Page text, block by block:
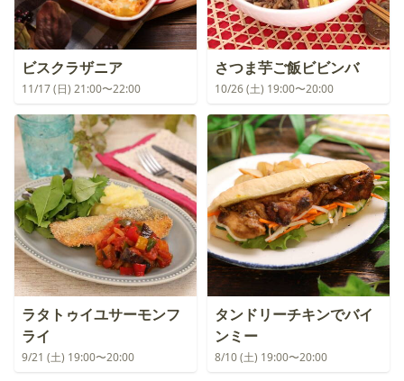
ビスクラザニア
11/17 (日) 21:00〜22:00
さつま芋ご飯ビビンバ
10/26 (土) 19:00〜20:00
ラタトゥイユサーモンフ
ライ
9/21 (土) 19:00〜20:00
タンドリーチキンでバイ
ンミー
8/10 (土) 19:00〜20:00